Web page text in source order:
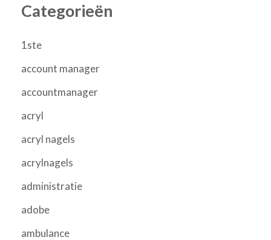
Categorieën
1ste
account manager
accountmanager
acryl
acryl nagels
acrylnagels
administratie
adobe
ambulance